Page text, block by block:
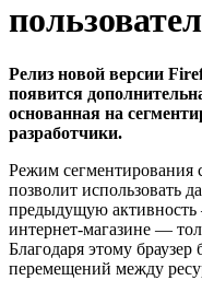
Релиз новой версии
появится
основанная на
разработчики.
Режим
позволит использовать
предыдущую
интернет-магазине —
Благодаря этому
перемещений между